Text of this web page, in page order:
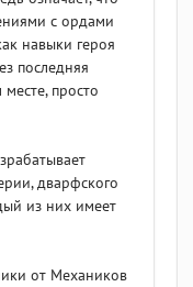
с ордами
навыки героя
последняя
просто
дварфского
из них имеет
от Механиков
Рейтинг
3/ 5.0 65 ГБ
OF THE ERDTREE